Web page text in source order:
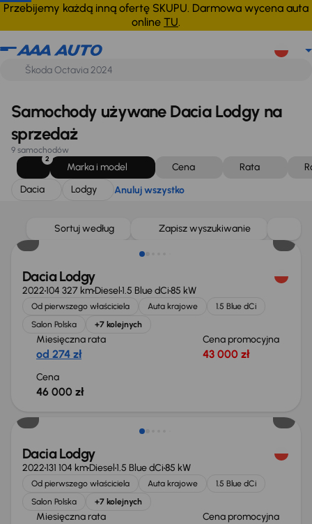
Przebijemy każdą inną ofertę SKUPU. Darmowa wycena auta
online TU.
Dacia Lodgy Anuluj wszystko
Samochody używane Dacia Lodgy na
sprzedaż
9 samochodów
2
Marka i model Cena Rata
Dacia
Lodgy Anuluj wszystko
Sortuj według Zapisz wyszukiwanie
Możliwość odliczenia VAT
Dacia Lodgy
2022104 327 kmDiesel1.5 Blue dCi85 kW
Od pierwszego właściciela Auta krajowe
1.5 Blue dCi
Salon Polska
+7 kolejnych
Miesięczna rata
od 274 zł
Cena promocyjna
43 000 zł
Cena
46 000 zł
Możliwość odliczenia VAT
Dacia Lodgy
2022131 104 kmDiesel1.5 Blue dCi85 kW
Od pierwszego właściciela Auta krajowe
1.5 Blue dCi
Salon Polska
+7 kolejnych
Miesięczna rata Cena promocyjna